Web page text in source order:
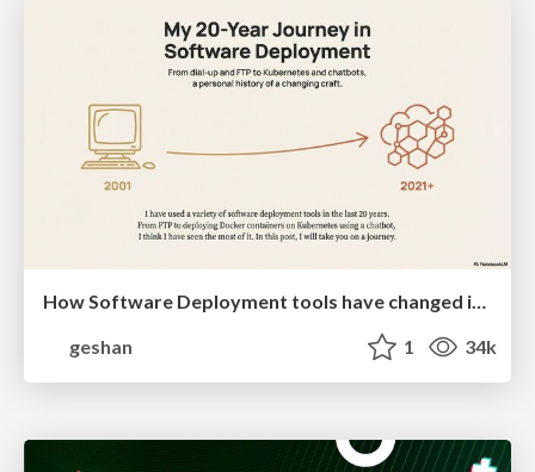
How Software Deployment tools have changed in the past 20 years
geshan
1 34k